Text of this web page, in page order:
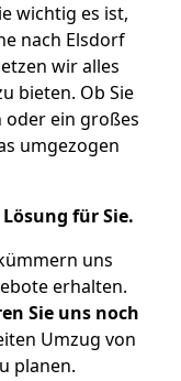
wichtig es ist,
nach Elsdorf
wir alles
bieten. Ob Sie
oder ein großes
umgezogen
für Sie.
uns
erhalten.
Sie uns noch
Umzug von
planen.